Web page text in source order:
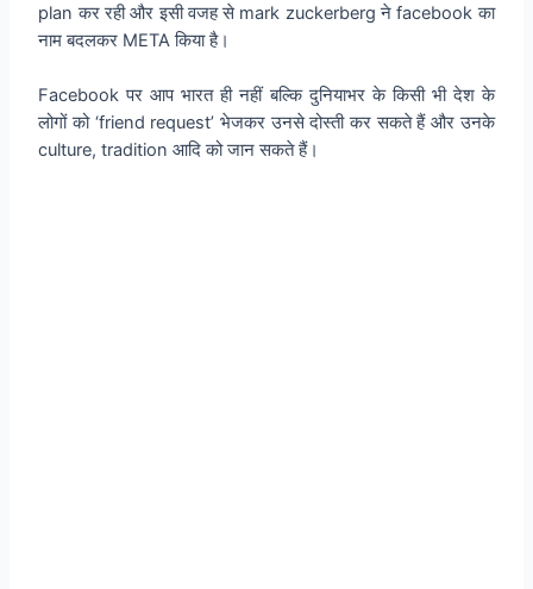
plan कर रही और इसी वजह से mark zuckerberg ने facebook का
नाम बदलकर META किया है।
Facebook पर आप भारत ही नहीं बल्कि दुनियाभर के किसी भी देश के
लोगों को ‘friend request’ भेजकर उनसे दोस्ती कर सकते हैं और उनके
culture, tradition आदि को जान सकते हैं।